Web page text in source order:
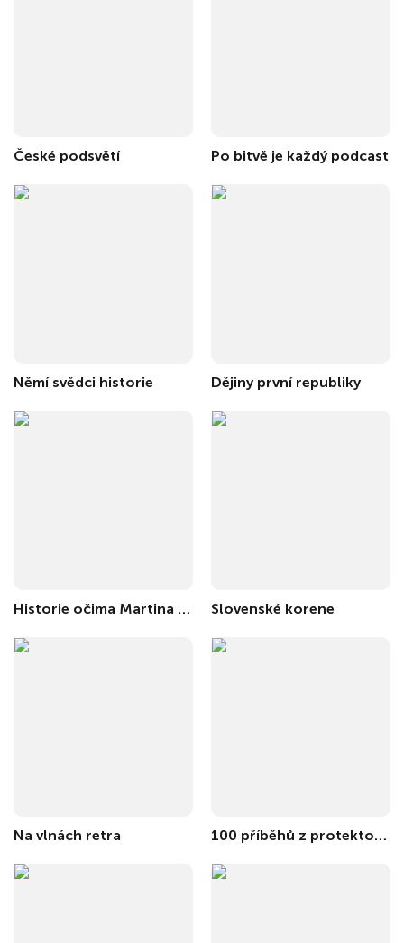
České podsvětí Po bitvě je každý podcast
Němí svědci historie Dějiny první republiky
Historie očima Martina Kováře Slovenské korene
Na vlnách retra 100 příběhů z protektorátu